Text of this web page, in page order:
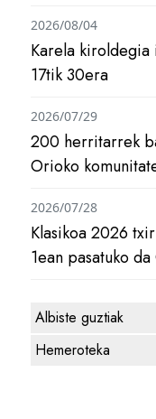
Karela
17tik 30era
2026/08/04
200 herritarrek
Orioko
2026/07/29
Klasikoa 2026
1ean pasatuko
2026/07/28
Albiste guztiak
Hemeroteka